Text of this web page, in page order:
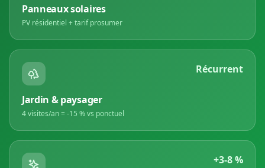
Panneaux solaires
PV résidentiel + tarif prosumer
Récurrent
Jardin & paysager
4 visites/an = -15 % vs ponctuel
+3-8 %